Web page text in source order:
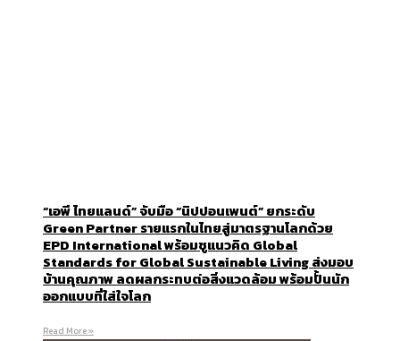
“เอพี ไทยแลนด์” จับมือ “นิปปอนเพนต์” ยกระดับ
Green Partner รายแรกในไทยสู่มาตรฐานโลกด้วย
EPD International พร้อมชูแนวคิด Global
Standards for Global Sustainable Living ส่งมอบ
บ้านคุณภาพ ลดผลกระทบต่อสิ่งแวดล้อม พร้อมปั้นนัก
ออกแบบที่ใส่ใจโลก
Read More »